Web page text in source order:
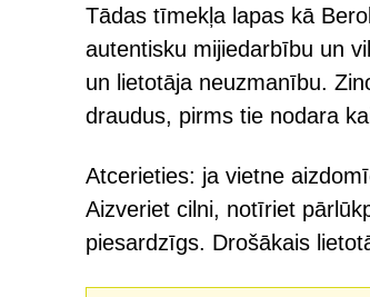
Tādas tīmekļa lapas kā
autentisku mijiedarbību un
un lietotāja neuzmanību.
draudus, pirms tie nodara
Atcerieties: ja vietne
Aizveriet cilni, notīriet
piesardzīgs. Drošākais